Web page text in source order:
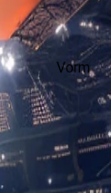
Vorm